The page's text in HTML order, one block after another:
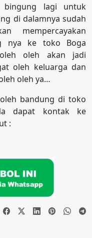
bingung lagi untuk
di dalamnya sudah
mempercayakan
nya ke toko Boga
oleh akan jadi
oleh keluarga dan
oleh ya…
bandung di toko
dapat kontak ke
: